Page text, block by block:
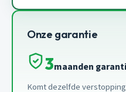
Onze garantie
3maanden
Komt dezelfde